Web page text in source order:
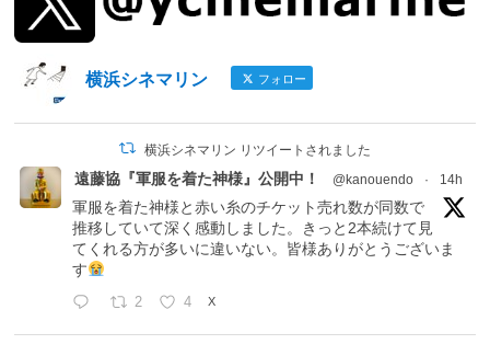
横浜シネマリン フォロー
横浜シネマリン リツイートされました
遠藤協『軍服を着た神様』公開中！ @kanouendo · 14h
軍服を着た神様と赤い糸のチケット売れ数が同数で
推移していて深く感動しました。きっと2本続けて見
てくれる方が多いに違いない。皆様ありがとうございま
す
2 4 X